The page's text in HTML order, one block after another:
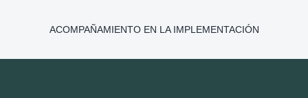
ACOMPAÑAMIENTO EN LA IMPLEMENTACIÓN